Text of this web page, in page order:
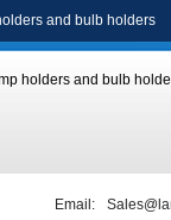
and bulb holders
Email: